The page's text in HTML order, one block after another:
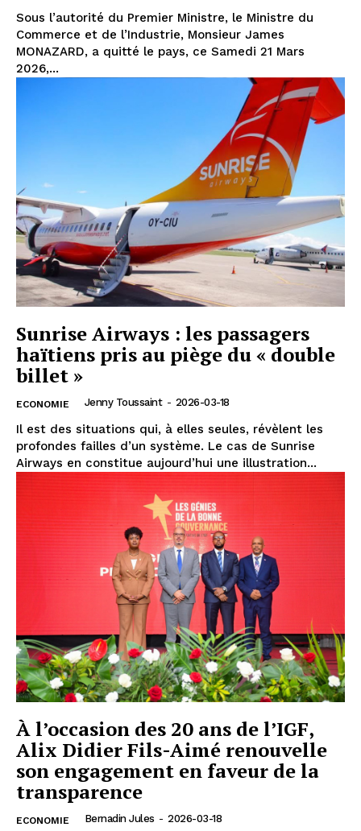
Sous l’autorité du Premier Ministre, le Ministre du
Commerce et de l’Industrie, Monsieur James
MONAZARD, a quitté le pays, ce Samedi 21 Mars
2026,...
Sunrise Airways : les passagers
haïtiens pris au piège du « double
billet »
ECONOMIE Jenny Toussaint - 2026-03-18
Il est des situations qui, à elles seules, révèlent les
profondes failles d’un système. Le cas de Sunrise
Airways en constitue aujourd’hui une illustration...
À l’occasion des 20 ans de l’IGF,
Alix Didier Fils-Aimé renouvelle
son engagement en faveur de la
transparence
ECONOMIE Bernadin Jules - 2026-03-18